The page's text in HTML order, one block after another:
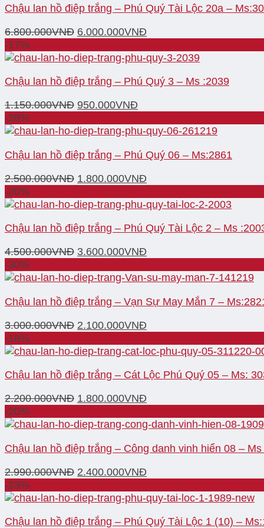
Chậu lan hồ điệp trắng – Phú Quý Tài Lộc 20a –
6.800.000VNĐ 6.000.000VNĐ
-17%
Chậu lan hồ điệp trắng – Phú Quý 3 – Ms :2039
1.150.000VNĐ 950.000VNĐ
-28%
Chậu lan hồ điệp trắng – Phú Quý 06 – Ms:2861
2.500.000VNĐ 1.800.000VNĐ
-20%
Chậu lan hồ điệp trắng – Phú Quý Tài Lộc 2 – Ms
4.500.000VNĐ 3.600.000VNĐ
-30%
Chậu lan hồ điệp trắng – Vạn Sự May Mắn 7 –
3.000.000VNĐ 2.100.000VNĐ
-18%
Chậu lan hồ điệp trắng – Cát Lộc Phú Quý 05 – Ms:
2.200.000VNĐ 1.800.000VNĐ
-20%
Chậu lan hồ điệp trắng – Công danh vinh hiển 08 – Ms
2.990.000VNĐ 2.400.000VNĐ
-23%
Chậu lan hồ điệp trắng – Phú Quý Tài Lộc 1 (10) –